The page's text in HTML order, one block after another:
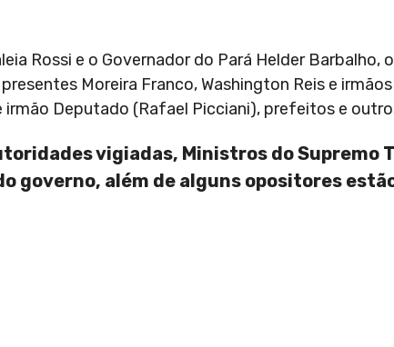
Rossi e o Governador do Pará Helder Barbalho,
Moreira Franco, Washington Reis e
irmão Deputado (Rafael Picciani), prefeitos e
vigiadas, Ministros do Supremo
governo, além de alguns opositores